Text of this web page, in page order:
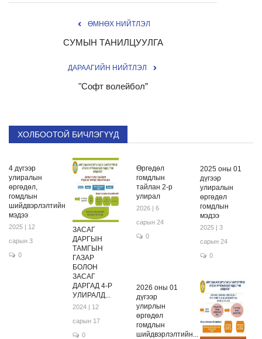
ӨМНӨХ НИЙТЛЭЛ
СУМЫН ТАНИЛЦУУЛГА
ДАРААГИЙН НИЙТЛЭЛ
"Софт волейбол”
ХОЛБООТОЙ БИЧЛЭГҮҮД
4 дүгээр
улиралын
өргөдөл,
гомдлын
шийдвэрлэлтийн
мэдээ
2025 | 12
сарын 3
0
ЗАСАГ
ДАРГЫН
ТАМГЫН
ГАЗАР
БОЛОН
ЗАСАГ
ДАРГАД 4-Р
УЛИРАЛД...
2024 | 12
сарын 17
0
Өргөдөл
гомдлын
тайлан 2-р
улирал
2026 | 6
сарын 24
0
2025 оны 01
дүгээр
улиралын
өргөдөл
гомдлын
мэдээ
2025 | 3
сарын 24
0
2026 оны 01
дүгээр
улирлын
өргөдөл
гомдлын
шийдвэрлэлтийн...